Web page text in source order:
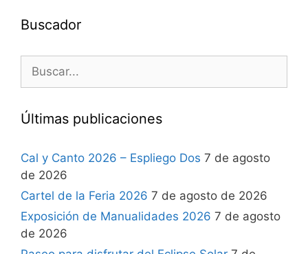
Buscador
Últimas publicaciones
Cal y Canto 2026 – Espliego Dos 7 de agosto
de 2026
Cartel de la Feria 2026 7 de agosto de 2026
Exposición de Manualidades 2026 7 de agosto
de 2026